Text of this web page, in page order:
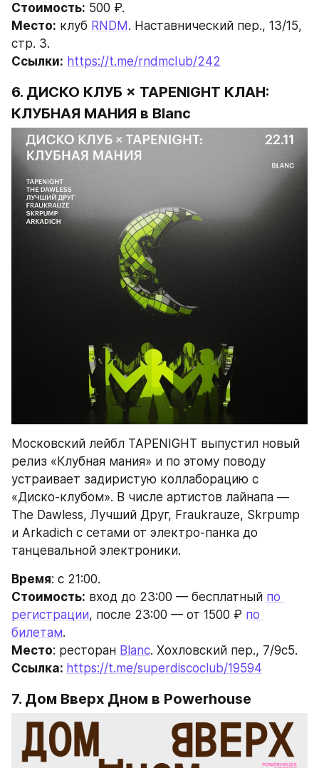
Стоимость: 500 ₽.
Место: клуб RNDM . Наставнический пер., 13/15,
стр. 3.
Ссылки: https://t.me/rndmcIub/242
6. ДИСКО КЛУБ × TAPENIGHT КЛАН:
КЛУБНАЯ МАНИЯ в Blanc
Московский лейбл TAPENIGHT выпустил новый
релиз «Клубная мания» и по этому поводу
устраивает задиристую коллаборацию с
«Диско-клубом». В числе артистов лайнапа —
The Dawless, Лучший Друг, Fraukrauze, Skrpump
и Arkadich с сетами от электро-панка до
танцевальной электроники.
Время: с 21:00.
Стоимость: вход до 23:00 — бесплатный по
регистрации, после 23:00 — от 1500 ₽ по
билетам.
Место: ресторан Blanc. Хохловский пер., 7/9c5.
Ссылка: https://t.me/superdiscoclub/19594
7. Дом Вверх Дном в Powerhouse